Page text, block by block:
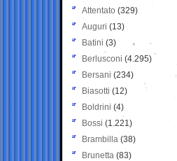
Attentato (329)
Auguri (13)
Batini (3)
Berlusconi (4.295)
Bersani (234)
Biasotti (12)
Boldrini (4)
Bossi (1.221)
Brambilla (38)
Brunetta (83)